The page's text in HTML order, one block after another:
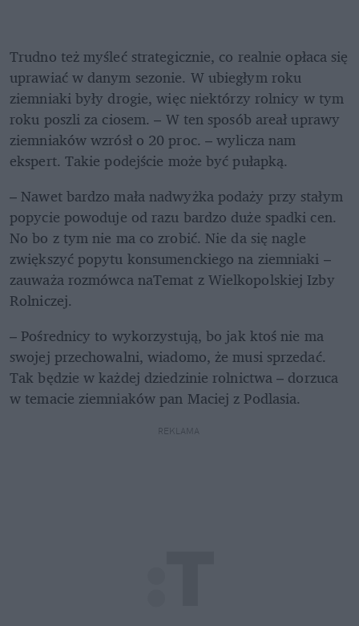
Trudno też myśleć strategicznie, co realnie opłaca się
uprawiać w danym sezonie. W ubiegłym roku
ziemniaki były drogie, więc niektórzy rolnicy w tym
roku poszli za ciosem. – W ten sposób areał uprawy
ziemniaków wzrósł o 20 proc. – wylicza nam
ekspert. Takie podejście może być pułapką.
– Nawet bardzo mała nadwyżka podaży przy stałym
popycie powoduje od razu bardzo duże spadki cen.
No bo z tym nie ma co zrobić. Nie da się nagle
zwiększyć popytu konsumenckiego na ziemniaki –
zauważa rozmówca naTemat z Wielkopolskiej Izby
Rolniczej.
– Pośrednicy to wykorzystują, bo jak ktoś nie ma
swojej przechowalni, wiadomo, że musi sprzedać.
Tak będzie w każdej dziedzinie rolnictwa – dorzuca
w temacie ziemniaków pan Maciej z Podlasia.
REKLAMA